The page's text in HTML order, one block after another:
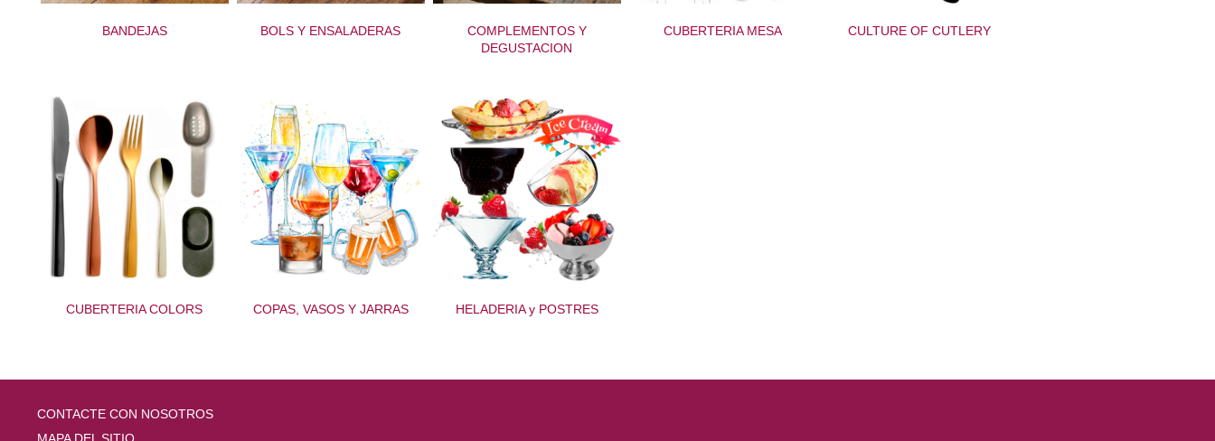
BANDEJAS BOLS Y ENSALADERAS
COMPLEMENTOS Y
DEGUSTACION
CUBERTERIA MESA CULTURE OF CUTLERY
CUBERTERIA COLORS COPAS, VASOS Y JARRAS HELADERIA y POSTRES
CONTACTE CON NOSOTROS